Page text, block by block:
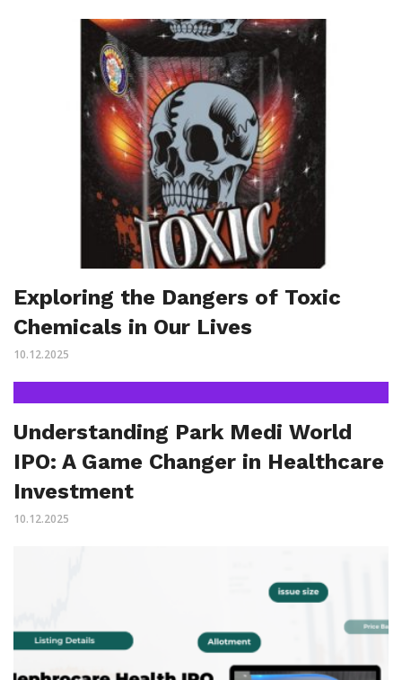
Exploring the Dangers of Toxic
Chemicals in Our Lives
10.12.2025
Understanding Park Medi World
IPO: A Game Changer in Healthcare
Investment
10.12.2025